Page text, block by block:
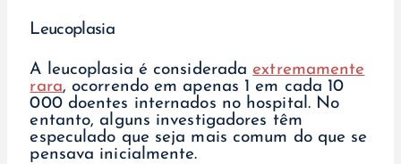
Leucoplasia
A leucoplasia é considerada extremamente
rara, ocorrendo em apenas 1 em cada 10
000 doentes internados no hospital. No
entanto, alguns investigadores têm
especulado que seja mais comum do que se
pensava inicialmente.